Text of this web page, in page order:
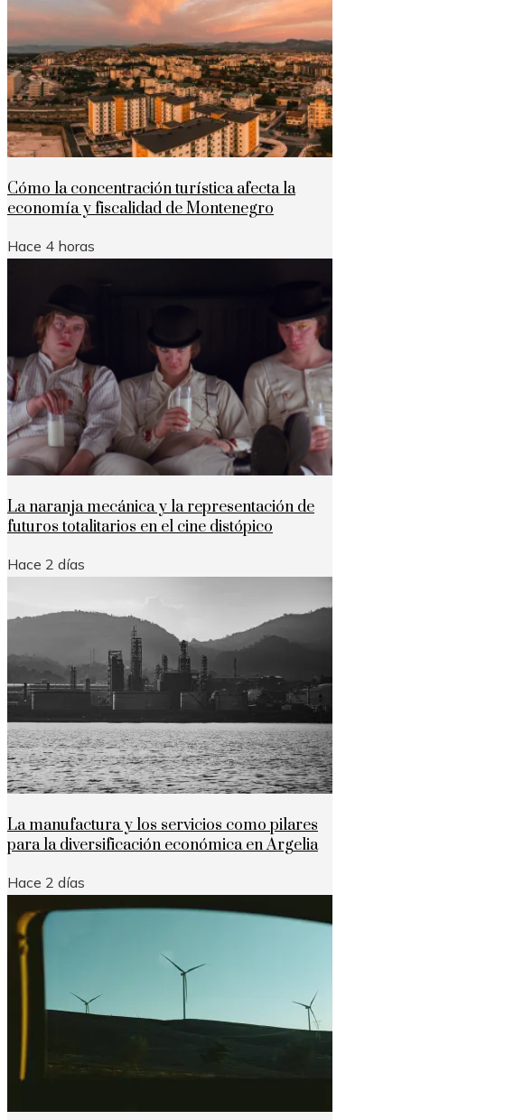
Cómo la concentración turística afecta la
economía y fiscalidad de Montenegro
Hace 4 horas
La naranja mecánica y la representación de
futuros totalitarios en el cine distópico
Hace 2 días
La manufactura y los servicios como pilares
para la diversificación económica en Argelia
Hace 2 días